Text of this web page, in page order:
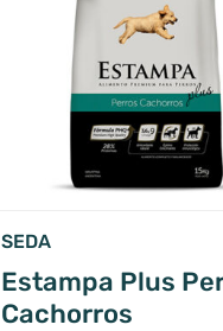
SEDA
Estampa Plus
Cachorros